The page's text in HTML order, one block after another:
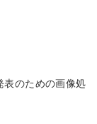
表のための画像処